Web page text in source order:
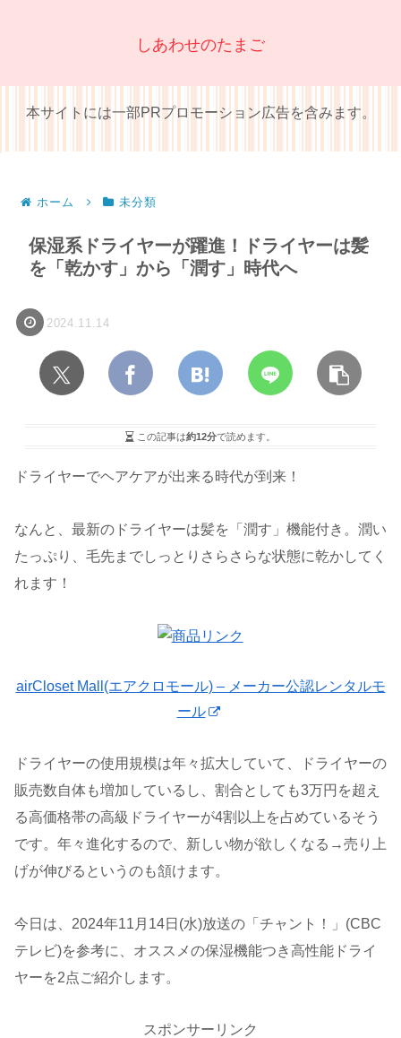
しあわせのたまご
本サイトには一部PRプロモーション広告を含みます。
ホーム 未分類
保湿系ドライヤーが躍進！ドライヤーは髪
を「乾かす」から「潤す」時代へ
2024.11.14
この記事は約12分で読めます。
ドライヤーでヘアケアが出来る時代が到来！
なんと、最新のドライヤーは髪を「潤す」機能付き。潤い
たっぷり、毛先までしっとりさらさらな状態に乾かしてく
れます！
airCloset Mall(エアクロモール) – メーカー公認レンタルモ
ール
ドライヤーの使用規模は年々拡大していて、ドライヤーの
販売数自体も増加しているし、割合としても3万円を超え
る高価格帯の高級ドライヤーが4割以上を占めているそう
です。年々進化するので、新しい物が欲しくなる→売り上
げが伸びるというのも頷けます。
今日は、2024年11月14日(水)放送の「チャント！」(CBC
テレビ)を参考に、オススメの保湿機能つき高性能ドライ
ヤーを2点ご紹介します。
スポンサーリンク